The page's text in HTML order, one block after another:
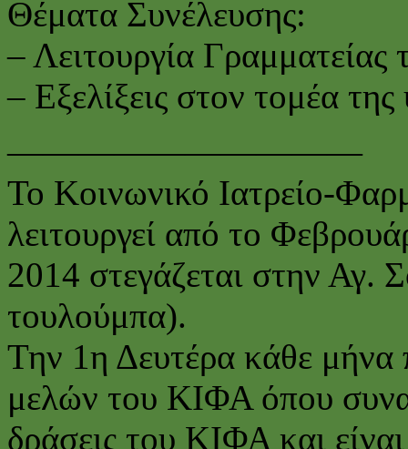
Θέματα Συνέλευσης:
– Λειτουργία
– Εξελίξεις στον τομέα της
——————————
Το Κοινωνικό Ιατρείο-
λειτουργεί από το
2014 στεγάζεται στην Αγ.
τουλούμπα).
Την 1η Δευτέρα κάθε μήνα
μελών του ΚΙΦΑ όπου
δράσεις του ΚΙΦΑ και